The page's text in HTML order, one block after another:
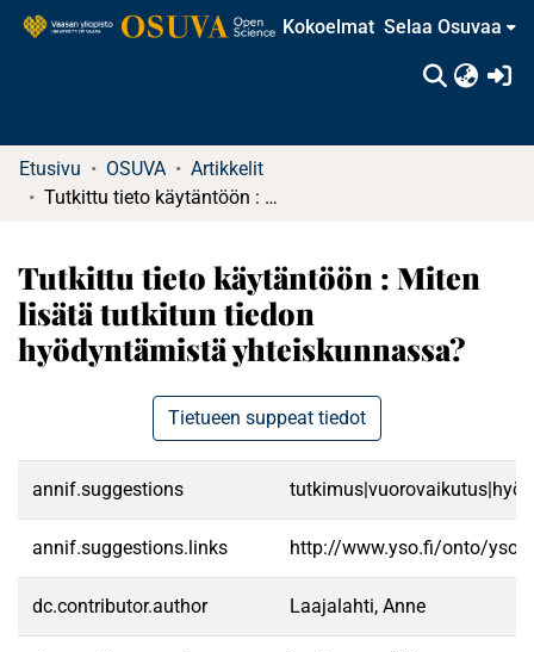
Kokoelmat Selaa Osuvaa
Etusivu OSUVA
Artikkelit
Tutkittu tieto käytäntöön : Miten lisätä tutkitun tiedon hyödyntämistä yhteiskunnassa?
Tutkittu tieto käytäntöön : Miten
lisätä tutkitun tiedon
hyödyntämistä yhteiskunnassa?
Tietueen suppeat tiedot
annif.suggestions
annif.suggestions.links http://www.yso.fi/onto/
dc.contributor.author Laajalahti, Anne